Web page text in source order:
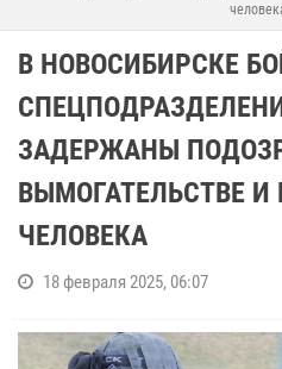
В НОВОСИБИРСКЕ
ЗАДЕРЖАНЫ
ВЫМОГАТЕЛЬСТВЕ
ЧЕЛОВЕКА
18 февраля 2025, 06:07